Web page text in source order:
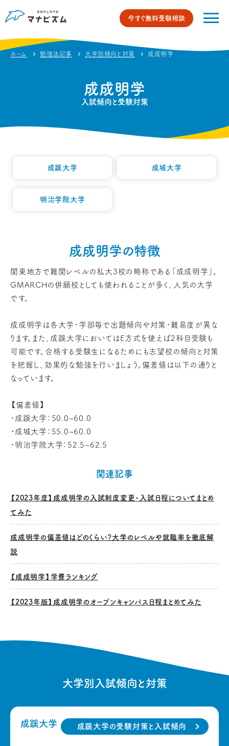
今すぐ無料受験相談
ホーム 勉強法記事 大学別傾向と対策 成成明学
成成明学
入試傾向と受験対策
成蹊大学 成城大学
明治学院大学
成成明学の特徴
関東地方で難関レベルの私大3校の略称である「成成明学」。
GMARCHの併願校としても使われることが多く、人気の大学
です。
成成明学は各大学・学部毎で出題傾向や対策・難易度が異な
ります。また、成蹊大学においてはE方式を使えば2科目受験も
可能です。合格する受験生になるためにも志望校の傾向と対策
を把握し、効果的な勉強を行いましょう。偏差値は以下の通りと
なっています。
【偏差値】
・成蹊大学：50.0~60.0
・成城大学：55.0~60.0
・明治学院大学：52.5~62.5
関連記事
【2023年度】成成明学の入試制度変更・入試日程についてまとめ
てみた
成成明学の偏差値はどのくらい？大学のレベルや就職率を徹底解
説
【成成明学】学費ランキング
【2023年版】成成明学のオープンキャンパス日程まとめてみた
大学別入試傾向と対策
成蹊大学 成蹊大学の受験対策と入試傾向